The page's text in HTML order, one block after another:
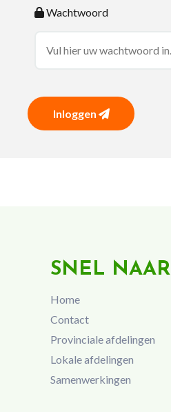
Wachtwoord
Inloggen
SNEL NAAR
Home
Contact
Provinciale afdelingen
Lokale afdelingen
Samenwerkingen